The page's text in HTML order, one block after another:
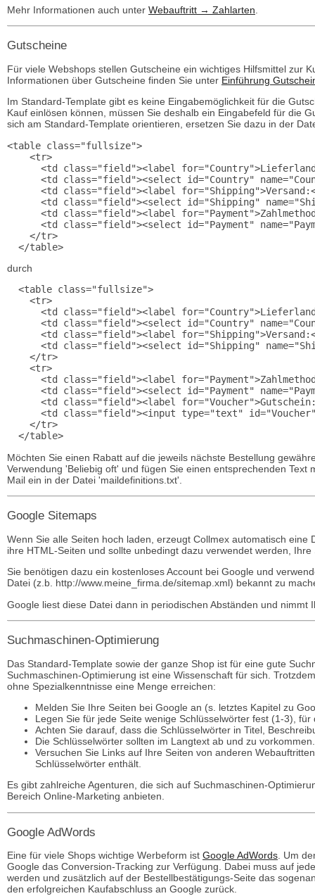
Mehr Informationen auch unter Webauftritt → Zahlarten
Gutscheine
Für viele Webshops stellen Gutscheine ein wichtiges Hilfsmittel zur
Informationen über Gutscheine finden Sie unter Einführung
Im Standard-Template gibt es keine Eingabemöglichkeit für die
Kauf einlösen können, müssen Sie deshalb ein Eingabefeld für die
sich am Standard-Template orientieren, ersetzen Sie dazu in der
<table class="fullsize">
    <tr>
<td class="field"><label
<td class="field"><select id="Country"
<td class="field"><label
<td class="field"><select id="Shipping"
<td class="field"><label
<td class="field"><select id="Payment"
    </tr>
durch
  <table class="fullsize">
    <tr>
<td class="field"><label
<td class="field"><select id="Country"
<td class="field"><label
<td class="field"><select id="Shipping"
    </tr>
    <tr>
<td class="field"><label
<td class="field"><select id="Payment"
<td class="field"><label
<td class="field"><input type="text"
    </tr>
Möchten Sie einen Rabatt auf die jeweils nächste Bestellung
Verwendung 'Beliebig oft' und fügen Sie einen entsprechenden
Mail ein in der Datei 'maildefinitions.txt'.
Google Sitemaps
Wenn Sie alle Seiten hoch laden, erzeugt Collmex automatisch eine
ihre HTML-Seiten und sollte unbedingt dazu verwendet werden,
Sie benötigen dazu ein kostenloses Account bei Google und
Datei (z.b. http://www.meine_firma.de/sitemap.xml) bekannt zu
Google liest diese Datei dann in periodischen Abständen und
Suchmaschinen-Optimierung
Das Standard-Template sowie der ganze Shop ist für eine gute
Suchmaschinen-Optimierung ist eine Wissenschaft für sich.
ohne Spezialkenntnisse eine Menge erreichen:
Melden Sie Ihre Seiten bei Google an (s. letztes Kapitel zu
Legen Sie für jede Seite wenige Schlüsselwörter fest (1-3),
Achten Sie darauf, dass die Schlüsselwörter in Titel,
Die Schlüsselwörter sollten im Langtext ab und zu
Versuchen Sie Links auf Ihre Seiten von anderen
Schlüsselwörter enthält.
Es gibt zahlreiche Agenturen, die sich auf Suchmaschinen-
Bereich Online-Marketing anbieten.
Google AdWords
Eine für viele Shops wichtige Werbeform ist Google AdWords. Um
Google das Conversion-Tracking zur Verfügung. Dabei muss auf
werden und zusätzlich auf der Bestellbestätigungs-Seite das
den erfolgreichen Kaufabschluss an Google zurück.